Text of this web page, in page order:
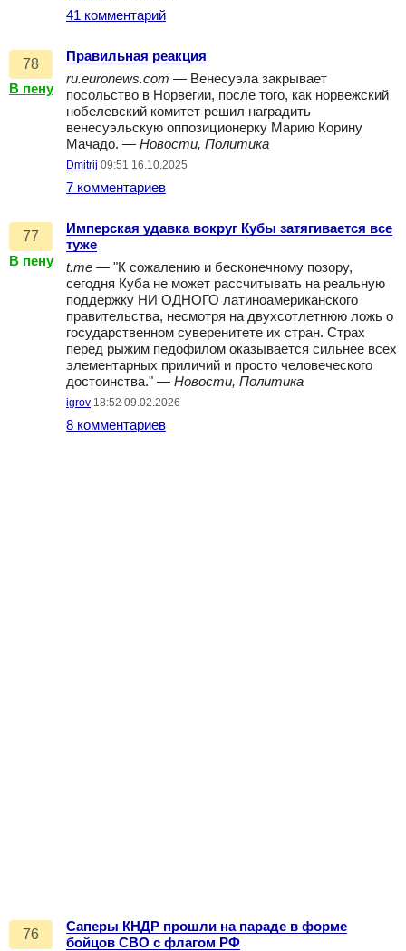
41 комментарий
78
В пену
Правильная реакция
ru.euronews.com — Венесуэла закрывает
посольство в Норвегии, после того, как норвежский
нобелевский комитет решил наградить
венесуэльскую оппозиционерку Марию Корину
Мачадо. — Новости, Политика
Dmitrij 09:51 16.10.2025
7 комментариев
77
В пену
Имперская удавка вокруг Кубы затягивается все
туже
t.me — "К сожалению и бесконечному позору,
сегодня Куба не может рассчитывать на реальную
поддержку НИ ОДНОГО латиноамериканского
правительства, несмотря на двухсотлетнюю ложь о
государственном суверенитете их стран. Страх
перед рыжим педофилом оказывается сильнее всех
элементарных приличий и просто человеческого
достоинства." — Новости, Политика
igrov 18:52 09.02.2026
8 комментариев
76
Cаперы КНДР прошли на параде в форме
бойцов СВО с флагом РФ